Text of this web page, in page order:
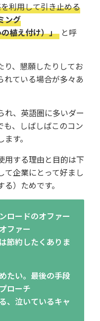
利用して引き止める
ング
植え付け）」 と呼
り、懇願したりしてお
れている場合が多々あ
れ、英語圏に多いダー
も、しばしばこのコン
す。
用する理由と目的は下
企業にとって好まし
）ためです。
ロードのオファー
ファー
節約したくありま
たい。最後の手段
ローチ
、泣いているキャ